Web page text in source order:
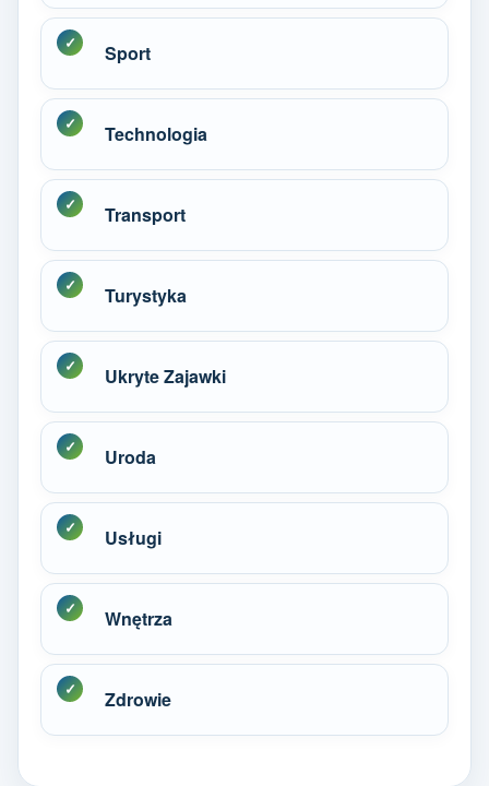
Sport
Technologia
Transport
Turystyka
Ukryte Zajawki
Uroda
Usługi
Wnętrza
Zdrowie